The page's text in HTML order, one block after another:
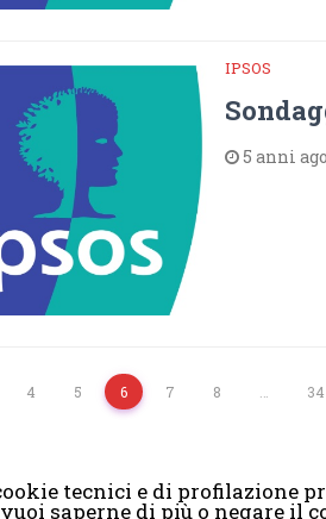
IPSOS
5 anni ago
4 5 6 7 8 34
tecnici e di profilazione
vuoi saperne di più o negare